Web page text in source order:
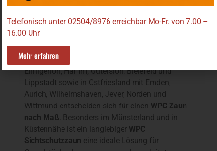
Norddeutschlands. Auch nach vielen Jahren
bleibt die Oberfläche formstabil und
ansprechend.
Immer mehr Hausbesitzer in Münster, Greven,
Coesfeld, Steinfurt, Telgte, Warendorf, Ahlen,
Ennigerloh, Hamm, Gütersloh, Bielefeld und
Lippstadt sowie in Ostfriesland mit Emden,
Aurich, Wilhelmshaven, Jever, Norden und
Wittmund entscheiden sich für einen WPC Zaun
nach Maß . Besonders im Münsterland und in
Küstennähe ist ein langlebiger WPC
Sichtschutzzaun eine ideale Lösung für
Telefonisch unter 02504/8976 erreichbar Mo-Fr. von 7.00 –
16.00 Uhr
Mehr erfahren